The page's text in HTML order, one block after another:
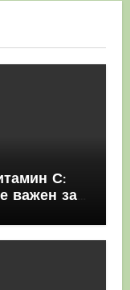
С:
важен за